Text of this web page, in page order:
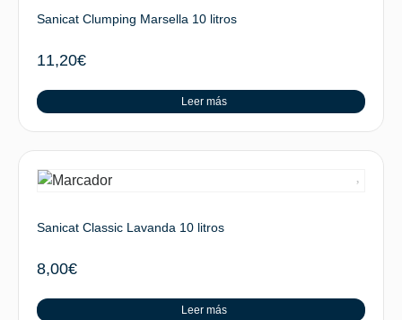
Sanicat Clumping Marsella 10 litros
11,20€
Leer más
Sanicat Classic Lavanda 10 litros
8,00€
Leer más